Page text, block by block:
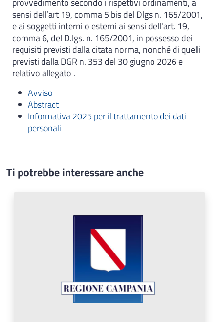
sensi dell’art 19, comma 5 bis del Dlgs n. 165/2001,
e ai soggetti interni o esterni ai sensi dell'art. 19,
comma 6, del D.lgs. n. 165/2001, in possesso dei
requisiti previsti dalla citata norma, nonché di quelli
previsti dalla DGR n. 353 del 30 giugno 2026 e
relativo allegato .
Avviso
Abstract
Informativa 2025 per il trattamento dei dati
personali
Ti potrebbe interessare anche